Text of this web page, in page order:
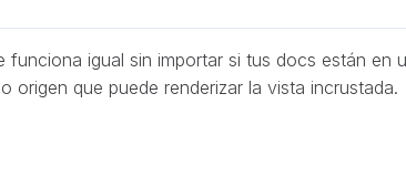
funciona igual sin importar si tus docs están en
origen que puede renderizar la vista incrustada.